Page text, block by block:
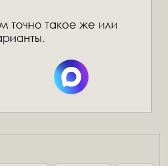
точно такое же или